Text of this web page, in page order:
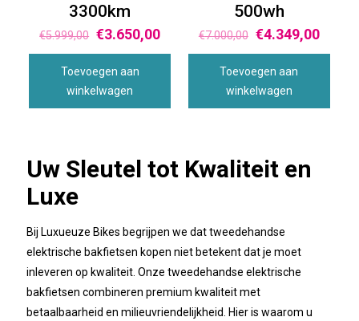
3300km
€5.999,00 €3.650,00
Toevoegen aan
winkelwagen
500wh
€7.000,00 €4.349,00
Toevoegen aan
winkelwagen
Uw Sleutel tot Kwaliteit en
Luxe
Bij Luxueuze Bikes begrijpen we dat tweedehandse
elektrische bakfietsen kopen niet betekent dat je moet
inleveren op kwaliteit. Onze tweedehandse elektrische
bakfietsen combineren premium kwaliteit met
betaalbaarheid en milieuvriendelijkheid. Hier is waarom u